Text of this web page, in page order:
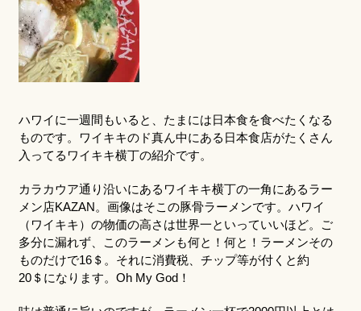
ハワイに一週間もいると、たまには日本食を食べたくなる
ものです。ワイキキのド真ん中にある日本食店がたくさん
入ってるワイキキ横丁の紹介です。
カラカウア通り沿いにあるワイキキ横丁の一角にあるラー
メン店KAZAN。画像はそこの豚骨ラーメンです。ハワイ
（ワイキキ）の物価の高さは世界一といっていいほど。ご
多分に漏れず、このラーメンも何と！何と！ラーメンその
ものだけで16＄。それに消費税、チップ等が付くと約
20＄になります。Oh My God！